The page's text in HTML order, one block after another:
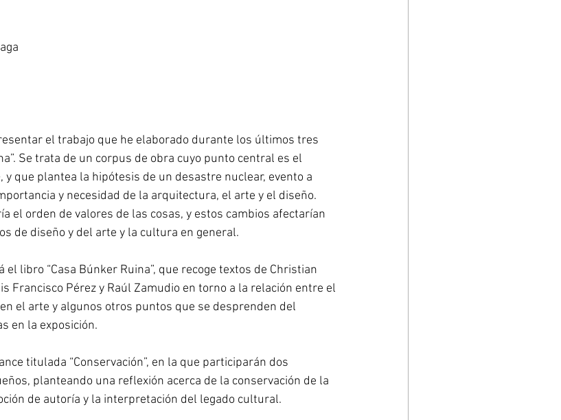
el trabajo que he elaborado durante los últimos tres
Se trata de un corpus de obra cuyo punto central es el
que plantea la hipótesis de un desastre nuclear, evento a
y necesidad de la arquitectura, el arte y el diseño.
el orden de valores de las cosas, y estos cambios afectarían
de diseño y del arte y la cultura en general.
libro “Casa Búnker Ruina”, que recoge textos de Christian
Francisco Pérez y Raúl Zamudio en torno a la relación entre el
el arte y algunos otros puntos que se desprenden del
en la exposición.
titulada “Conservación”, en la que participarán dos
planteando una reflexión acerca de la conservación de la
de autoría y la interpretación del legado cultural.